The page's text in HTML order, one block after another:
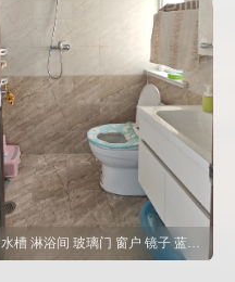
卫生间 白色马桶 水槽 淋浴间 玻璃门 窗户 镜子 蓝色水盆 黄色药瓶